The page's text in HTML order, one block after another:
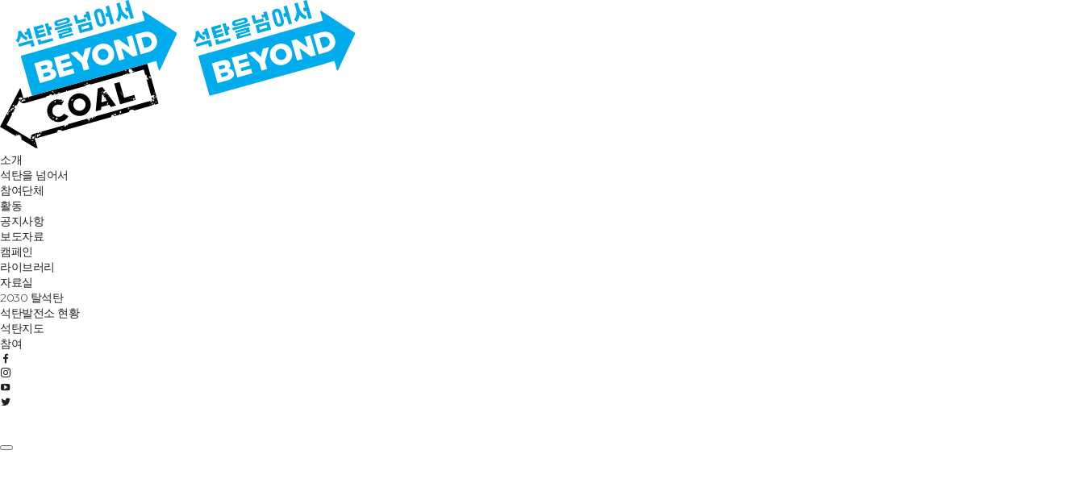
소개
석탄을 넘어서
참여단체
활동
공지사항
보도자료
캠페인
라이브러리
자료실
2030 탈석탄
석탄발전소 현황
석탄지도
참여